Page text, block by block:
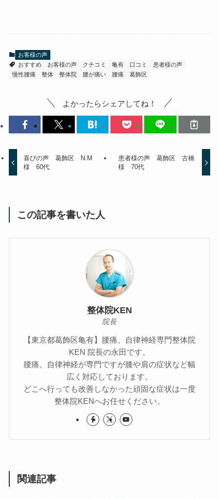
お客様の声
おすすめ
お客様の声 クチコミ 亀有 口コミ
患者様の声
慢性腰痛
整体 整体院 腰が痛い 腰痛 葛飾区
よかったらシェアしてね！
喜びの声 葛飾区 N.M
様 60代
患者様の声 葛飾区 古橋
様 70代
この記事を書いた人
整体院KEN
院長
【東京都葛飾区亀有】腰痛、自律神経専門整体院
KEN 院長の永田です。
腰痛、自律神経が専門ですが膝や肩の症状など幅
広く対応しております。
どこへ行っても改善しなかった頑固な症状は一度
整体院KENへお任せください。
関連記事